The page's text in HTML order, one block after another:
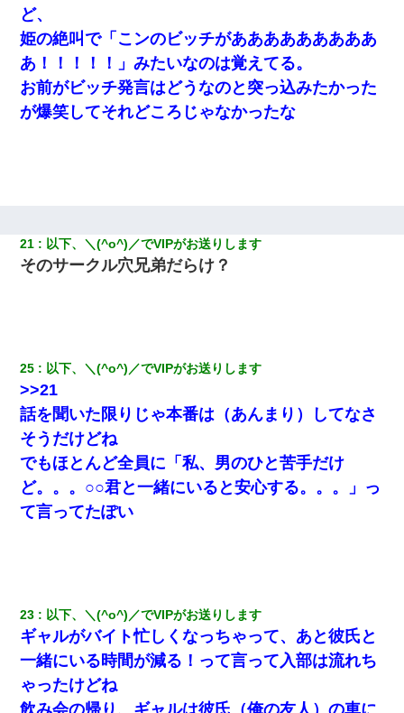
我が家のガレージに見知らぬ車。俺「もしもし、玄関にもシャッ
ターリモコンあるだろ？DOWNのボタン押してｗ」→ 待つこと１
時間弱・・・
【身体で払わせて】女友達「ごめん、何も言わずにお金貸してく
ださい……」俺「いいよ！いくら？」女友達「10万円ぐら
い……」俺「ほい！10万！」→
妊娠中に「おいこのブタ女！てめー席譲れ！」と絡まれ腹を殴る
と！」俺「会社にいない？」→次の瞬間、すごい鳥肌が立った
朝起きたら嫁がいなかった。俺（嫁も嫁実家も電話に出ない…不
安だ）→ 仕事を早退して帰宅すると、嫁と嫁両親と知らない男が
２人・・・
スマホを与えられて、中学卒業する頃にはすっかり女叩きに洗脳
された弟が、大学進学のために一人暮らししたいと言い出した。
ど、
姫の絶叫で「こンのビッチがあああああああああ
あ！！！！！」みたいなのは覚えてる。
お前がビッチ発言はどうなのと突っ込みたかった
が爆笑してそれどころじゃなかったな
21 以下、＼(^o^)／でVIPがお送りします
そのサークル穴兄弟だらけ？
25 以下、＼(^o^)／でVIPがお送りします
>>21
話を聞いた限りじゃ本番は（あんまり）してなさ
そうだけどね
でもほとんど全員に「私、男のひと苦手だけ
ど。。。○○君と一緒にいると安心する。。。」っ
て言ってたぽい
23 以下、＼(^o^)／でVIPがお送りします
ギャルがバイト忙しくなっちゃって、あと彼氏と
一緒にいる時間が減る！って言って入部は流れち
ゃったけどね
飲み会の帰り、ギャルは彼氏（俺の友人）の車に